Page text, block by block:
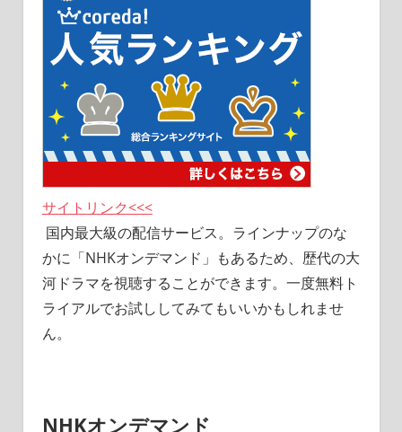
サイトリンク<<<
国内最大級の配信サービス。ラインナップのな
かに「NHKオンデマンド」もあるため、歴代の大
河ドラマを視聴することができます。一度無料ト
ライアルでお試ししてみてもいいかもしれませ
ん。
NHKオンデマンド